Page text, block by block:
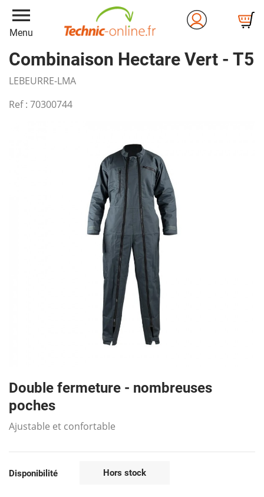
menu
Menu
Combinaison Hectare Vert - T5
LEBEURRE-LMA
Ref : 70300744
Double fermeture - nombreuses
poches
Ajustable et confortable
Disponibilité Hors stock